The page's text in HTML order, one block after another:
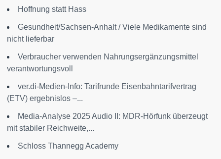
Hoffnung statt Hass
Gesundheit/Sachsen-Anhalt / Viele Medikamente sind
nicht lieferbar
Verbraucher verwenden Nahrungsergänzungsmittel
verantwortungsvoll
ver.di-Medien-Info: Tarifrunde Eisenbahntarifvertrag
(ETV) ergebnislos –...
Media-Analyse 2025 Audio II: MDR-Hörfunk überzeugt
mit stabiler Reichweite,...
Schloss Thannegg Academy